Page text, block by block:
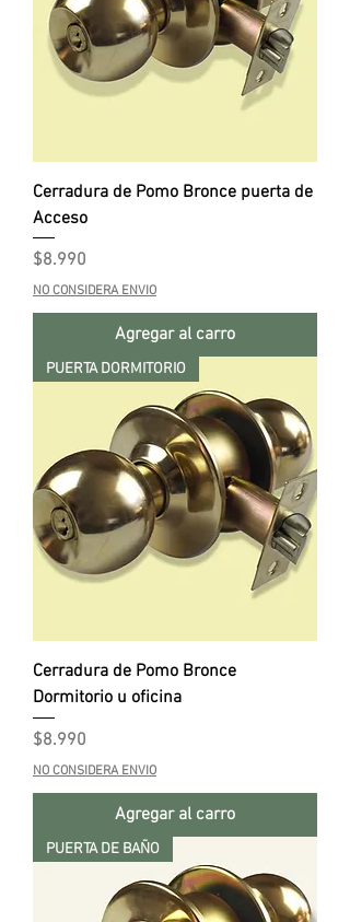
Cerradura de Pomo Bronce puerta de
Acceso
Precio
$8.990
NO CONSIDERA ENVIO
Agregar al carro
PUERTA DORMITORIO
Cerradura de Pomo Bronce
Dormitorio u oficina
Precio
$8.990
NO CONSIDERA ENVIO
Agregar al carro
PUERTA DE BAÑO